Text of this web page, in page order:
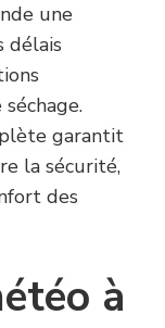
une
délais
garantit
la sécurité,
des
à